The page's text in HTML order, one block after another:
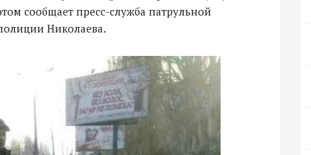
сообщает пресс-служба патрульной
Николаева.